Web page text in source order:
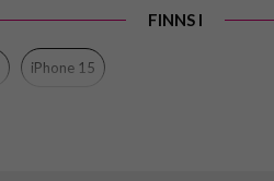
FINNS I
iPhone 15